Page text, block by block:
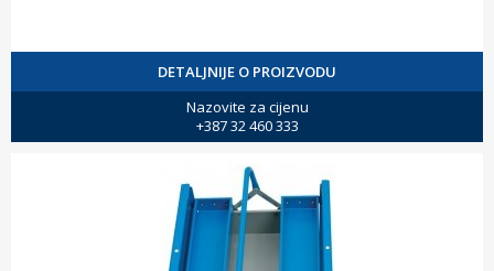
DETALJNIJE O PROIZVODU
Nazovite za cijenu
+387 32 460 333